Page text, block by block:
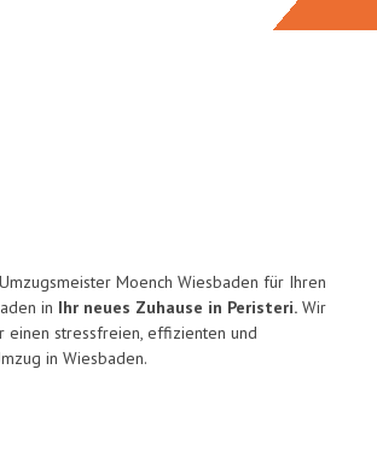
Moench Wiesbaden für Ihren
in Ihr neues Zuhause in Peristeri. Wir
einen stressfreien, effizienten und
in Wiesbaden.